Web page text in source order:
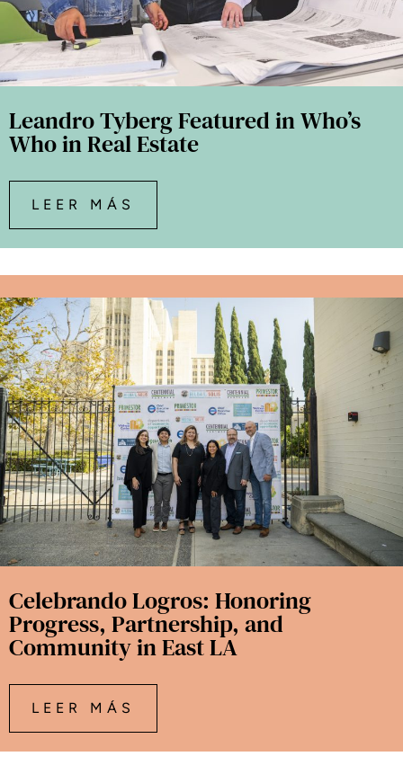
Leandro Tyberg Featured in Who’s
Who in Real Estate
LEER MÁS
Celebrando Logros: Honoring
Progress, Partnership, and
Community in East LA
LEER MÁS